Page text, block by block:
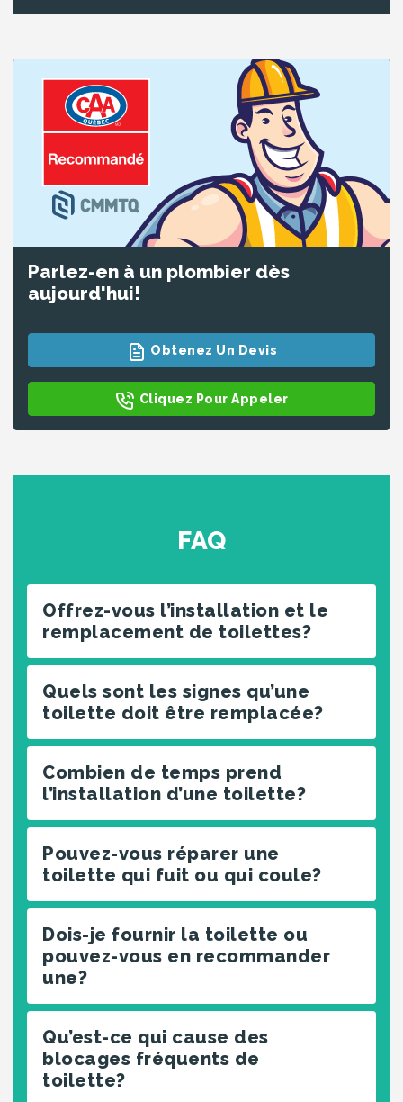
Parlez-en à un plombier dès
aujourd'hui!
Obtenez Un Devis
Cliquez Pour Appeler
FAQ
Offrez-vous l’installation et le
remplacement de toilettes?
Quels sont les signes qu’une
toilette doit être remplacée?
Combien de temps prend
l’installation d’une toilette?
Pouvez-vous réparer une
toilette qui fuit ou qui coule?
Dois-je fournir la toilette ou
pouvez-vous en recommander
une?
Qu’est-ce qui cause des
blocages fréquents de
toilette?